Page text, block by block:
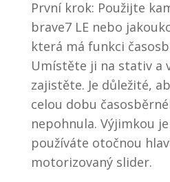
První krok: Použijte
brave7 LE nebo
která má funkci
Umístěte ji na stativ a
zajistěte. Je důležité,
celou dobu
nepohnula. Výjimkou
používáte otočnou
motorizovaný slider.